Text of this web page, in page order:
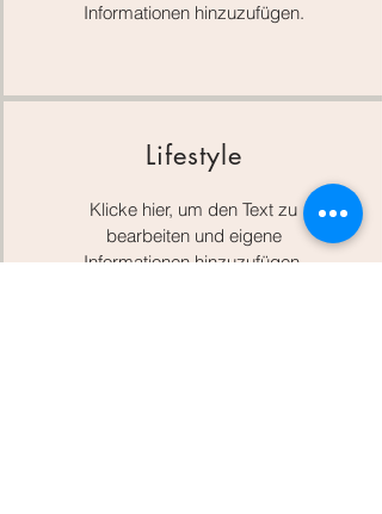
Informationen hinzuzufügen.
Lifestyle
Klicke hier, um den Text zu
bearbeiten und eigene
Informationen hinzuzufügen.